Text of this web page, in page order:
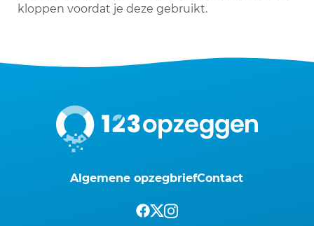
kloppen voordat je deze gebruikt.
Algemene opzegbriefContact